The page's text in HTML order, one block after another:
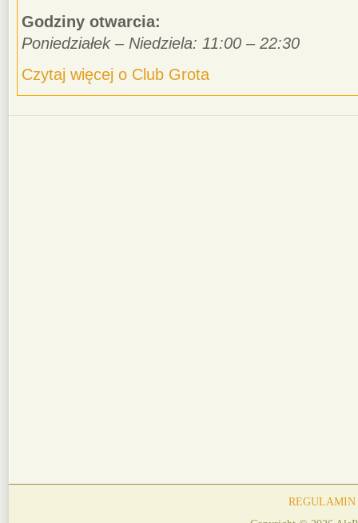
Godziny otwarcia:
Poniedziałek – Niedziela: 11:00 – 22:30
Czytaj więcej o Club Grota
REGULAMIN